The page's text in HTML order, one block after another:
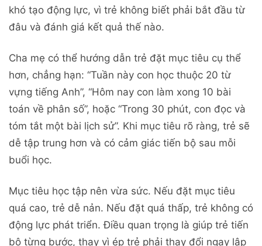
khó tạo động lực, vì trẻ không biết phải bắt đầu từ
đâu và đánh giá kết quả thế nào.
Cha mẹ có thể hướng dẫn trẻ đặt mục tiêu cụ thể
hơn, chẳng hạn: “Tuần này con học thuộc 20 từ
vựng tiếng Anh”, “Hôm nay con làm xong 10 bài
toán về phân số”, hoặc “Trong 30 phút, con đọc và
tóm tắt một bài lịch sử”. Khi mục tiêu rõ ràng, trẻ sẽ
dễ tập trung hơn và có cảm giác tiến bộ sau mỗi
buổi học.
Mục tiêu học tập nên vừa sức. Nếu đặt mục tiêu
quá cao, trẻ dễ nản. Nếu đặt quá thấp, trẻ không có
động lực phát triển. Điều quan trọng là giúp trẻ tiến
bộ từng bước, thay vì ép trẻ phải thay đổi ngay lập